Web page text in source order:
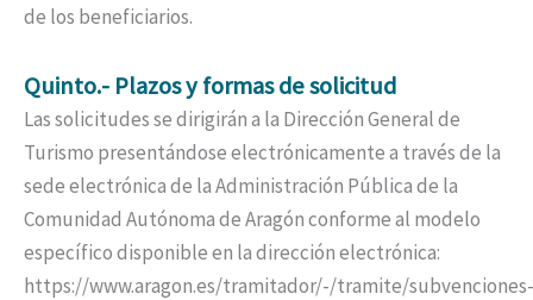
de los beneficiarios.
Quinto.- Plazos y formas de solicitud
Las solicitudes se dirigirán a la Dirección General de
Turismo presentándose electrónicamente a través de la
sede electrónica de la Administración Pública de la
Comunidad Autónoma de Aragón conforme al modelo
específico disponible en la dirección electrónica:
https://www.aragon.es/tramitador/-/tramite/subvenciones-